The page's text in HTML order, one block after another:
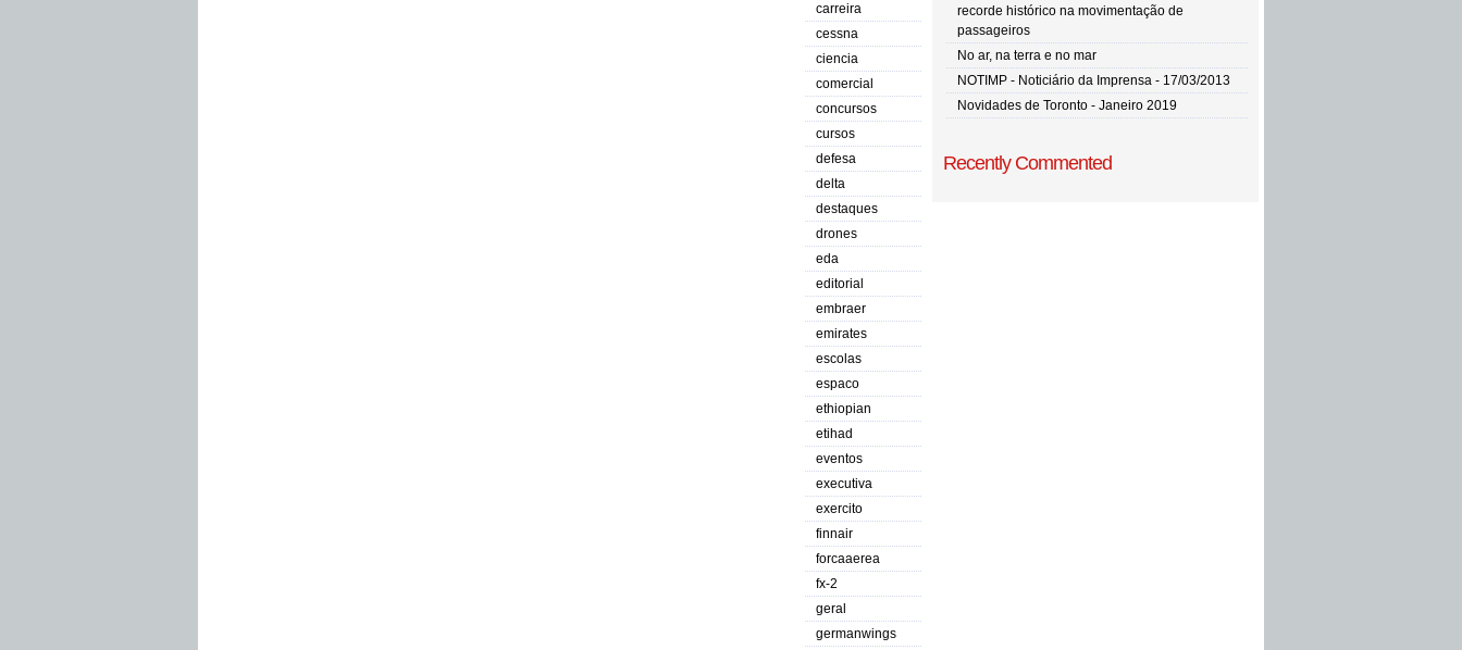
carreira
cessna
ciencia
comercial
concursos
cursos
defesa
delta
destaques
drones
eda
editorial
embraer
emirates
escolas
espaco
ethiopian
etihad
eventos
executiva
exercito
finnair
forcaaerea
fx-2
geral
germanwings
recorde histórico na movimentação de
passageiros
No ar, na terra e no mar
NOTIMP - Noticiário da Imprensa - 17/03/2013
Novidades de Toronto - Janeiro 2019
Recently Commented